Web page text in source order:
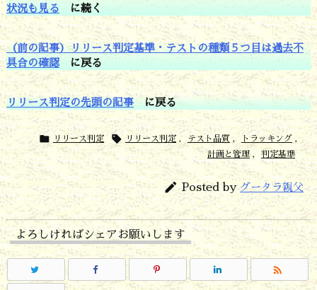
況
で
す
状況も見る に続く
（前の記事）リリース判定基準・テストの種類５つ目は過去不
具合の確認 に戻る
リリース判定の先頭の記事に戻る
 リリース判定  リリース判定 , テスト品質 , トラッキング ,
計画と管理 , 判定基準
 Posted byグータラ親父
よろしければシェアお願いします
